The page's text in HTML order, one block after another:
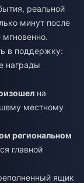
реальной
минут после
в поддержку:
награды
на
местному
региональном
главной
ящик